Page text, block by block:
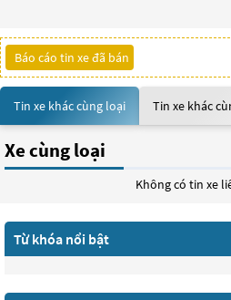
Báo cáo tin xe đã bán
Tin xe khác cùng loại Tin xe khác
Xe cùng loại
Không có tin xe
Từ khóa nổi bật